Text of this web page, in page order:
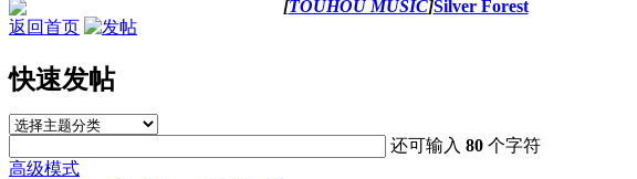
[TOUHOU MUSIC]Silver Forest
返回首页
快速发帖
还可输入80 个字符
高级模式